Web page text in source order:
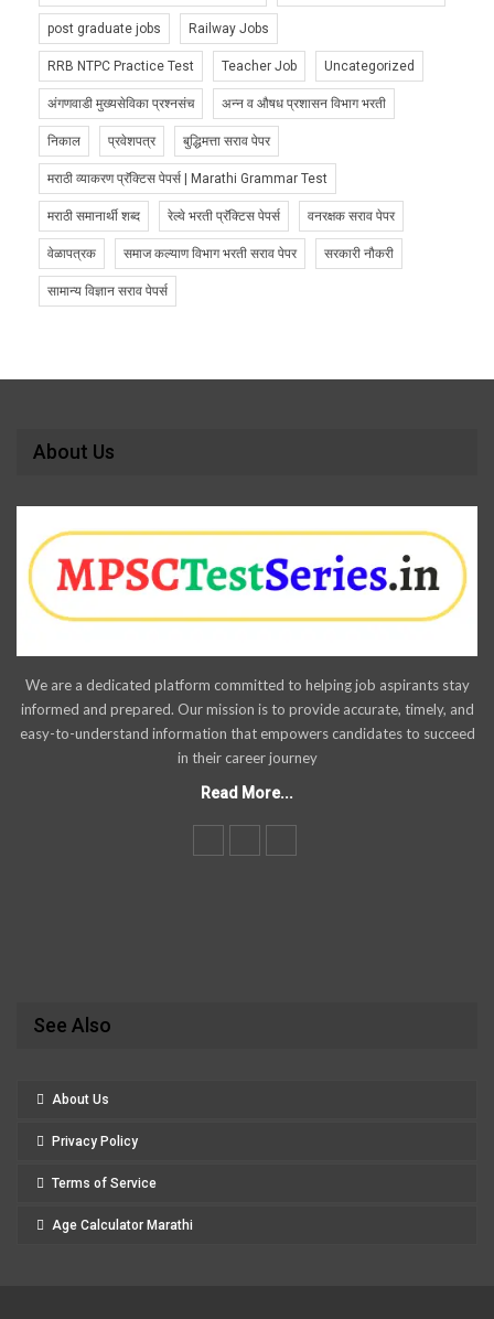
post graduate jobs Railway Jobs
RRB NTPC Practice Test Teacher Job Uncategorized
अंगणवाडी मुख्यसेविका प्रश्नसंच अन्न व औषध प्रशासन विभाग भरती
निकाल प्रवेशपत्र बुद्धिमत्ता सराव पेपर
मराठी व्याकरण प्रॅक्टिस पेपर्स | Marathi Grammar Test
मराठी समानार्थी शब्द रेल्वे भरती प्रॅक्टिस पेपर्स वनरक्षक सराव पेपर
वेळापत्रक समाज कल्याण विभाग भरती सराव पेपर सरकारी नौकरी
सामान्य विज्ञान सराव पेपर्स
About Us
We are a dedicated platform committed to helping job aspirants stay
informed and prepared. Our mission is to provide accurate, timely, and
easy-to-understand information that empowers candidates to succeed
in their career journey
Read More...
See Also
About Us
Privacy Policy
Terms of Service
Age Calculator Marathi